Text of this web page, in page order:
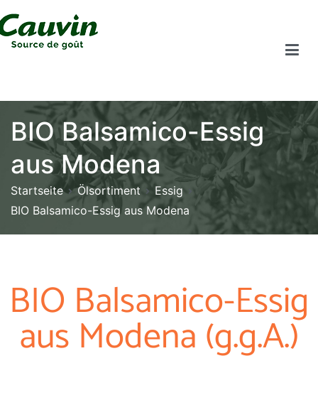
BIO Balsamico-Essig
aus Modena
Startseite Ölsortiment
Essig
BIO Balsamico-Essig aus Modena
BIO Balsamico-Essig
aus Modena (g.g.A.)